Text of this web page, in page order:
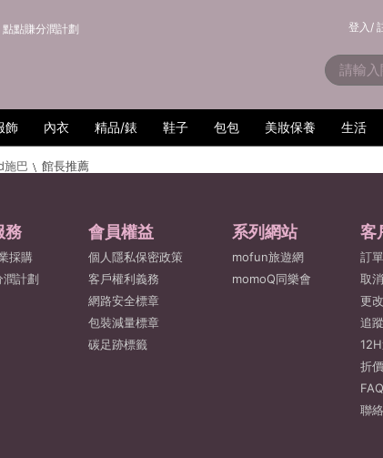
點點賺分潤計劃 登入/
飾 內衣 精品/錶 鞋子 包包 美妝保養 生活
施巴 館長推薦
務
採購
潤計劃
會員權益
個人隱私保密政策
客戶權利義務
網路安全標章
包裝減量標章
碳足跡標籤
系列網站
mofun旅遊網
momoQ同樂會
客
訂
取
更
追
折
聯